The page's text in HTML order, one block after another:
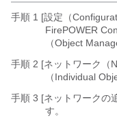
手順 1 [設定（
FirePOWER
（Object
手順 2 [ネットワーク（
（Individual
手順 3 [ネットワークの
す。